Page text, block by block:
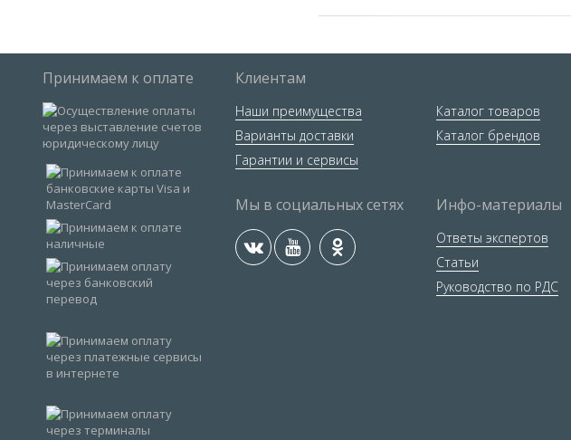
Принимаем к оплате Клиентам
Наши преимущества
Варианты доставки
Гарантии и сервисы
Каталог товаров
Каталог брендов
Мы в социальных сетях Инфо-материалы
Ответы экспертов
Статьи
Руководство по РДС